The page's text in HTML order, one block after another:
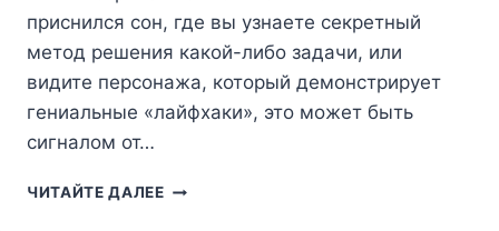
приснился сон, где вы узнаете секретный
метод решения какой-либо задачи, или
видите персонажа, который демонстрирует
гениальные «лайфхаки», это может быть
сигналом от…
ЧИТАЙТЕ ДАЛЕЕСОН